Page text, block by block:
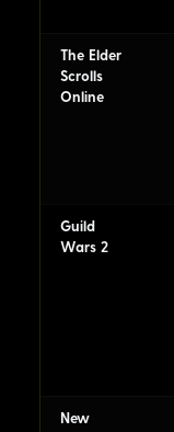
The Elder
Scrolls
Online
Guild
Wars 2
New